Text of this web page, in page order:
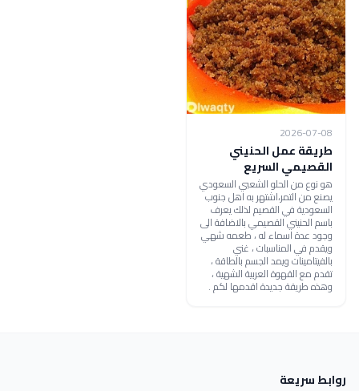
2026-07-08
طريقة عمل الحنيني
القصيمي السريع
هو نوع من الحلو الشعبي السعودي
يصنع من التمر،اشتهر به اهل جنوب
السعودية في القصيم لذلك يعرف
باسم الحنيني القصيمي بالاضافة الى
وجود عدة اسماء له ، طعمه شهي
ويقدم في المناسبات ، غني
بالفيتامينات ويمد الجسم بالطاقة ،
تقدم مع القهوة العربية الشهية ،
وهذه طريقة جديدة اقدمها لكم .
روابط سريعة